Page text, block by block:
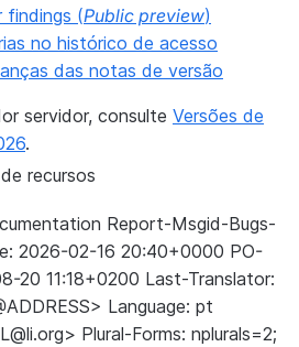
findings (Public preview)
no histórico de acesso
das notas de versão
servidor, consulte Versões de
.
recursos
Report-Msgid-Bugs-
2026-02-16 20:40+0000 PO-
20 11:18+0200 Last-Translator:
Language: pt
Plural-Forms: nplurals=2;